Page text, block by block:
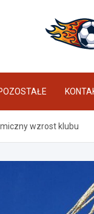
wzrost klubu